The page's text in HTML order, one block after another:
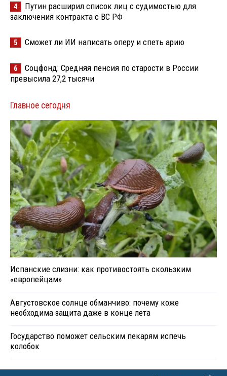
4
Путин расширил список лиц с судимостью для
заключения контракта с ВС РФ
5 Сможет ли ИИ написать оперу и спеть арию
6
Соцфонд: Средняя пенсия по старости в России
превысила 27,2 тысячи
Главное сегодня
Испанские слизни: как противостоять скользким
«европейцам»
Августовское солнце обманчиво: почему коже
необходима защита даже в конце лета
Государство поможет сельским пекарям испечь
колобок